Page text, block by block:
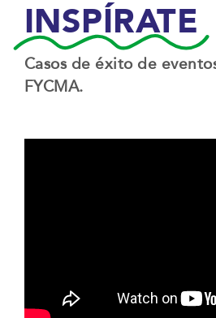
INSPÍRATE
Casos de éxito de
FYCMA.